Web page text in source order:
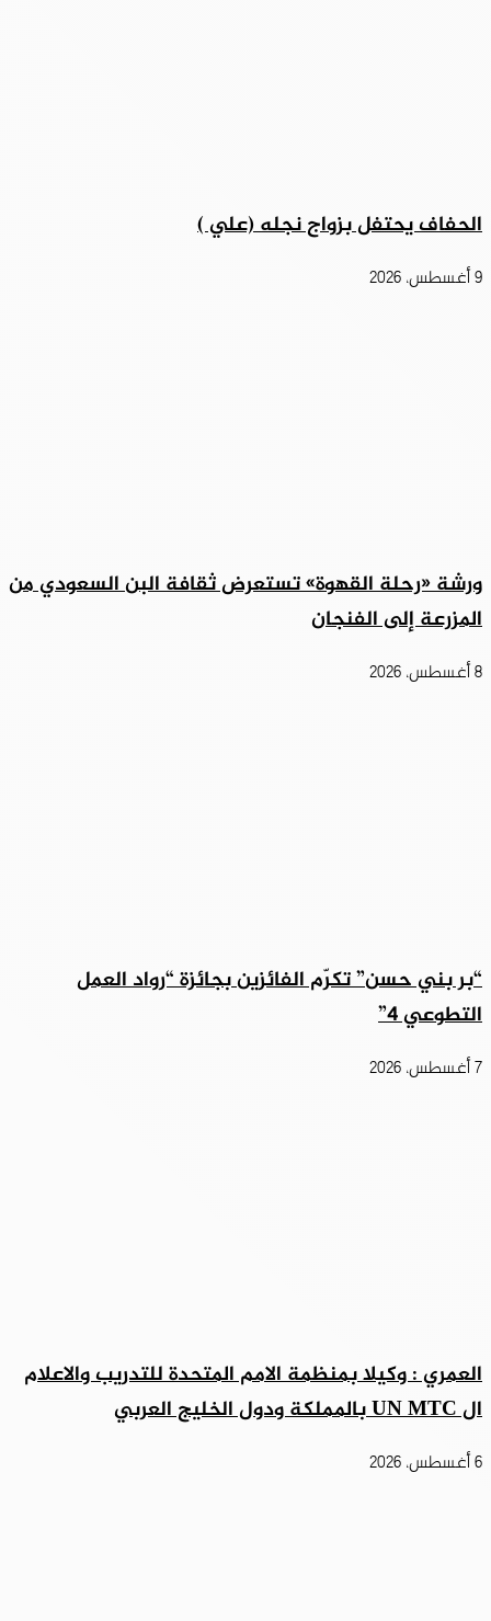
الحفاف يحتفل بزواج نجله (علي )
9 أغسطس، 2026
ورشة «رحلة القهوة» تستعرض ثقافة البن السعودي من
المزرعة إلى الفنجان
8 أغسطس، 2026
“بر بني حسن” تكرّم الفائزين بجائزة “رواد العمل
التطوعي 4”
7 أغسطس، 2026
العمري : وكيلا بمنظمة الامم المتحدة للتدريب والاعلام
ال UN MTC بالمملكة ودول الخليج العربي
6 أغسطس، 2026